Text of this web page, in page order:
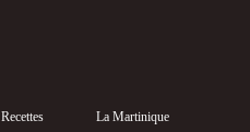
Recettes La Martinique